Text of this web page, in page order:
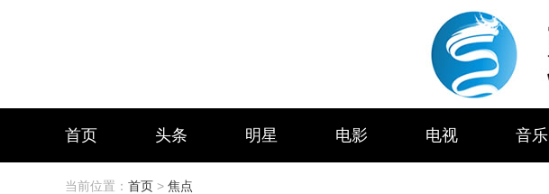
首页 头条 明星 电影 电视 音乐
当前位置： 首页 > 焦点